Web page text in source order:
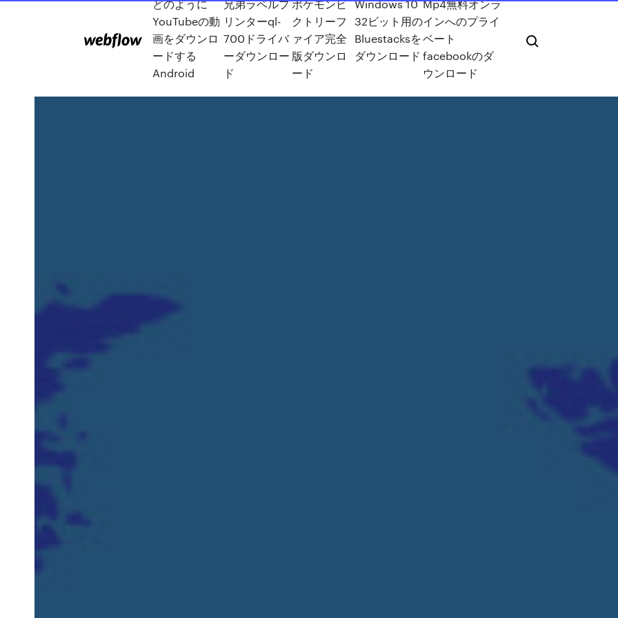
どのように
YouTubeの動
画をダウンロ
ードする
Android
兄弟ラベルプ
リンターql-
700ドライバ
ーダウンロー
ド
ポケモンビ
クトリーフ
ァイア完全
版ダウンロ
ード
Windows 10
32ビット用の
Bluestacksを
ダウンロード
Mp4無料オンラ
インへのプライ
ベート
facebookのダ
ウンロード